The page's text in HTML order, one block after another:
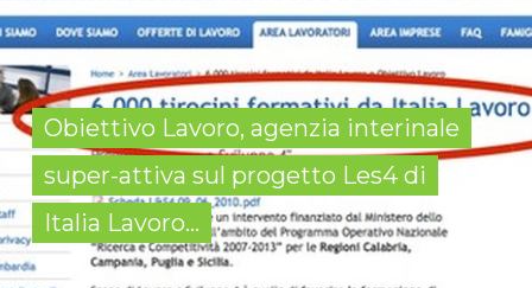
Obiettivo Lavoro, agenzia interinale
super-attiva sul progetto Les4 di
Italia Lavoro...